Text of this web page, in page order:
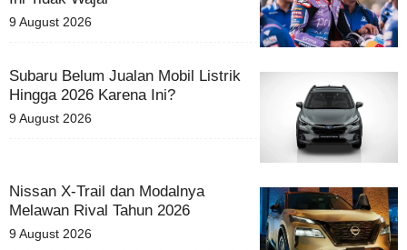
9 August 2026
Subaru Belum Jualan Mobil Listrik
Hingga 2026 Karena Ini?
9 August 2026
Nissan X-Trail dan Modalnya
Melawan Rival Tahun 2026
9 August 2026